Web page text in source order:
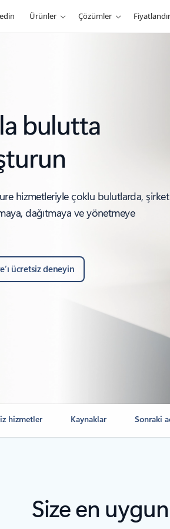
Ürünler Çözümler
bulutta
hizmetleriyle çoklu bulutlarda, şirket
dağıtmaya ve yönetmeye
ücretsiz deneyin
hizmetler Kaynaklar Sonraki
Size en